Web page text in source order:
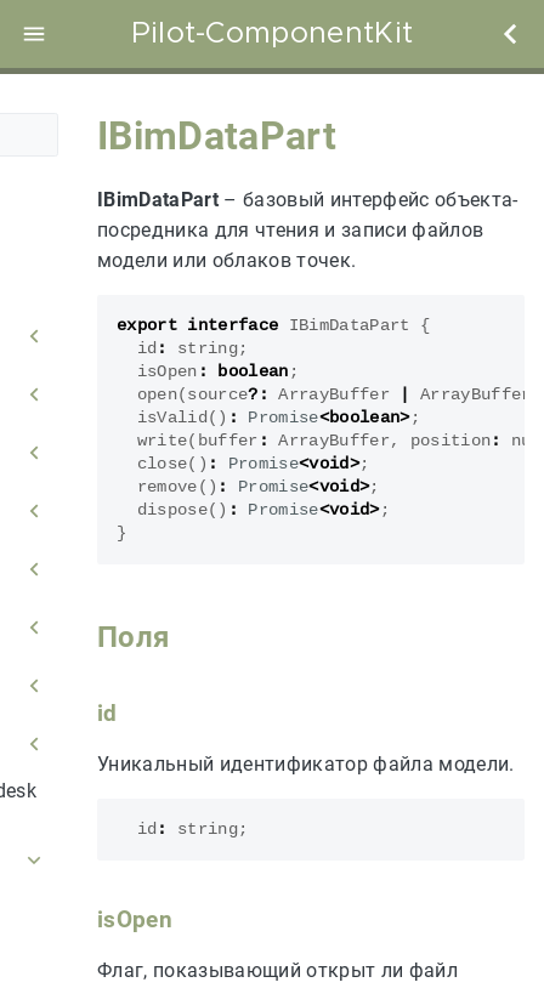
Pilot-ComponentKit
IBimDataPart
IBimDataPart– базовый интерфейс объекта-
посредника для чтения и записи файлов
модели или облаков точек.
export interface IBimDataPart
{
id : string;
isOpen : boolean ;
open( source?: ArrayBuffer
isValid () : Promise<boolean>;
write( buffer : ArrayBuffer , position :
close() : Promise<void>;
remove () : Promise<void>;
dispose() : Promise<void>;
}
Поля
id
Уникальный идентификатор файла модели.
id : string ;
isOpen
Флаг, показывающий открыт ли файл